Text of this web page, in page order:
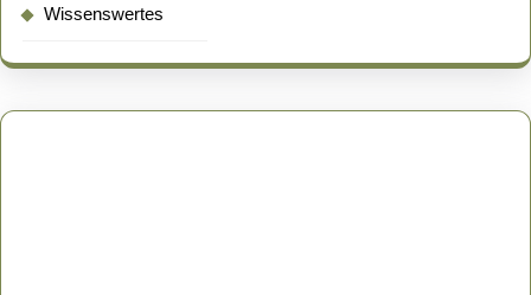
Wissenswertes